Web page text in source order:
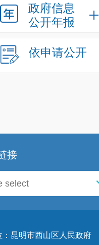
政府信息
公开年报
依申请公开
接
：昆明市西山区人民政府